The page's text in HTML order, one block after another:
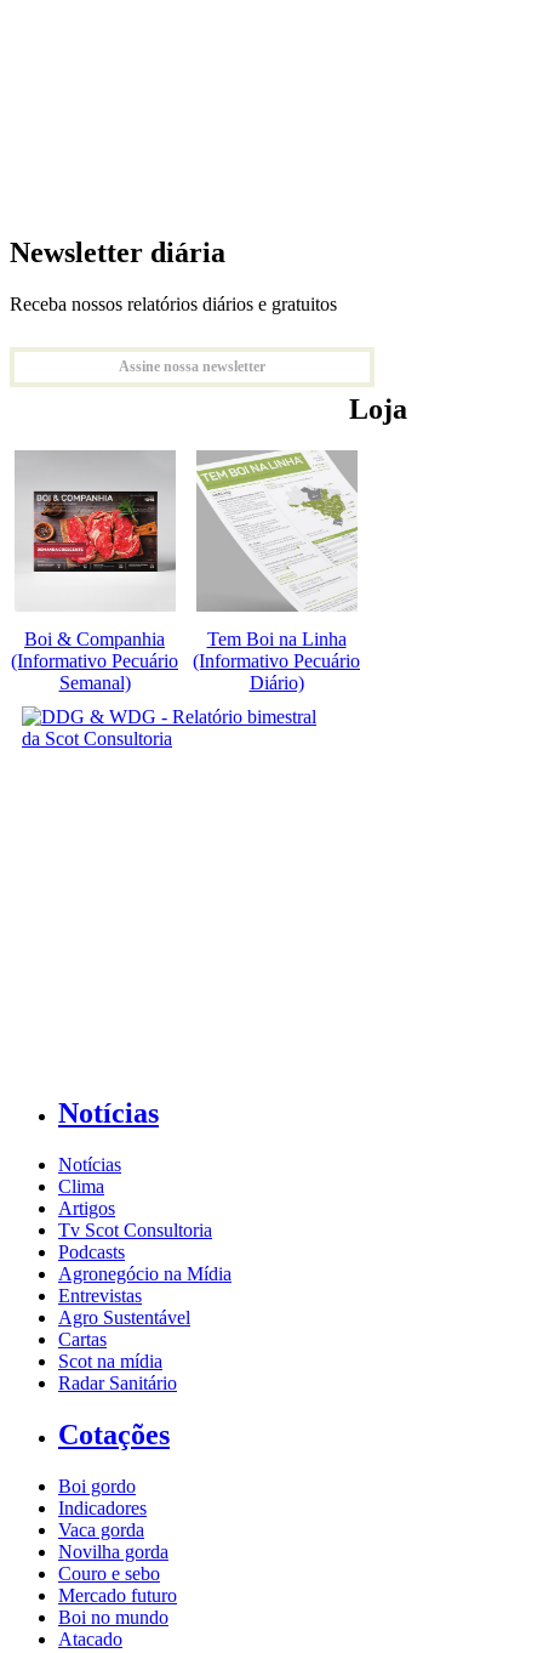
Newsletter diária
Receba nossos relatórios diários e gratuitos
Assine nossa newsletter
Loja
Boi & Companhia
(Informativo Pecuário
Semanal)
Tem Boi na Linha
(Informativo Pecuário
Diário)
Notícias
Notícias
Clima
Artigos
Tv Scot Consultoria
Podcasts
Agronegócio na Mídia
Entrevistas
Agro Sustentável
Cartas
Scot na mídia
Radar Sanitário
Cotações
Boi gordo
Indicadores
Vaca gorda
Novilha gorda
Couro e sebo
Mercado futuro
Boi no mundo
Atacado